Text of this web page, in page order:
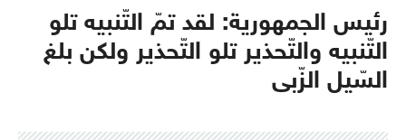
رئيس الجمهورية: لقد تمّ التّنبيه تلو
التّنبيه والتّحذير تلو التّحذير ولكن بلغ
السّيل الزّبى